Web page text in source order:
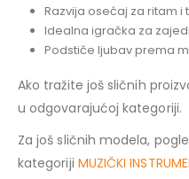
Razvija osećaj za ritam i
Idealna igračka za
Podstiče ljubav prema
Ako tražite još sličnih
u odgovarajućoj kategoriji.
Za još sličnih modela,
kategoriji MUZIČKI